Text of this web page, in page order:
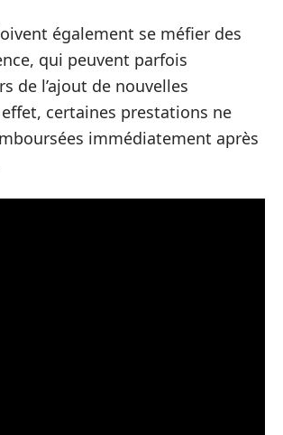
également se méfier des
qui peuvent parfois
de l’ajout de nouvelles
certaines prestations ne
immédiatement après